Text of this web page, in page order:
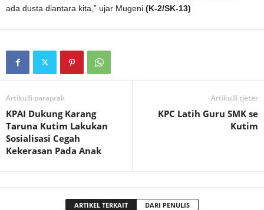
ada dusta diantara kita,” ujar Mugeni. (K-2/SK-13)
Artikulli paraprak
KPAI Dukung Karang
Taruna Kutim Lakukan
Sosialisasi Cegah
Kekerasan Pada Anak
Artikulli tjetër
KPC Latih Guru SMK se
Kutim
ARTIKEL TERKAIT DARI PENULIS